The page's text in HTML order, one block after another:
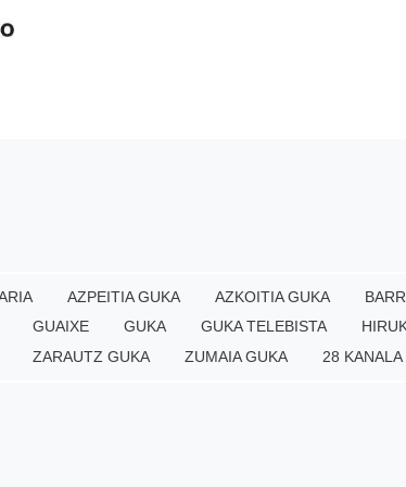
AZPEITIA GUKA AZKOITIA GUKA
GUAIXE GUKA GUKA TELEBISTA
ZARAUTZ GUKA ZUMAIA GUKA 28 KANALA